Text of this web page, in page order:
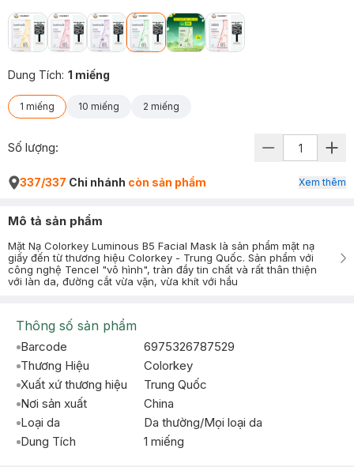
Dung Tích: 1 miếng
1 miếng 10 miếng 2 miếng
Số lượng:
337/337 Chi nhánh còn sản phẩm Xem thêm
Mô tả sản phẩm
Mặt Nạ Colorkey Luminous B5 Facial Mask là sản phẩm mặt nạ
giấy đến từ thương hiệu Colorkey - Trung Quốc. Sản phẩm với
công nghệ Tencel "vô hình", tràn đầy tin chất và rất thân thiện
với làn da, đường cắt vừa vặn, vừa khít với hầu
Thông số sản phẩm
Barcode
6975326787529
Thương Hiệu
Colorkey
Xuất xứ thương hiệu
Trung Quốc
Nơi sản xuất
China
Loại da
Da thường/Mọi loại da
Dung Tích
1 miếng